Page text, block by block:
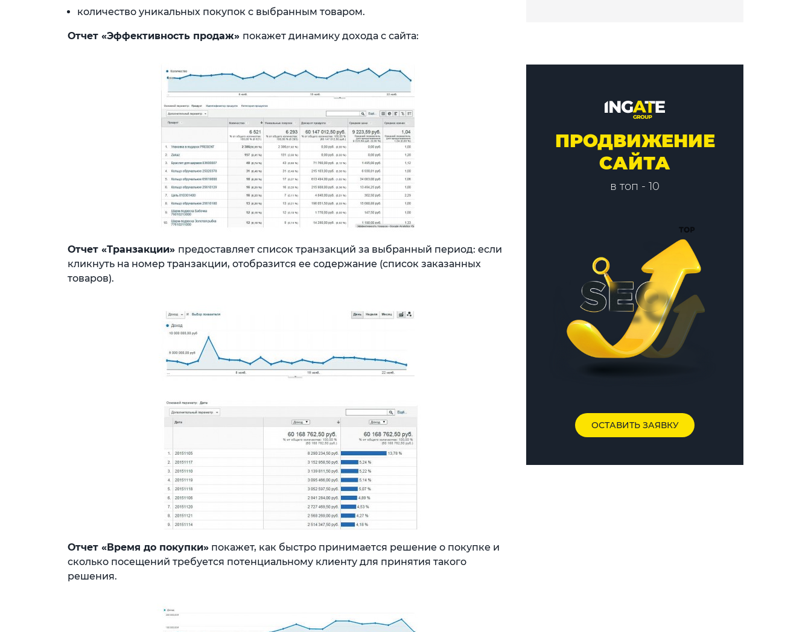
количество уникальных покупок с выбранным товаром.
Отчет «Эффективность продаж» покажет динамику дохода с сайта:
Отчет «Транзакции» предоставляет список транзакций за выбранный период: если
кликнуть на номер транзакции, отобразится ее содержание (список заказанных
товаров).
Отчет «Время до покупки» покажет, как быстро принимается решение о покупке и
сколько посещений требуется потенциальному клиенту для принятия такого
решения.
ПРОДВИЖЕНИЕ
САЙТА
в топ - 10
ОСТАВИТЬ ЗАЯВКУ